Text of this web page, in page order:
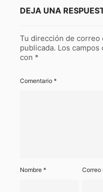
DEJA UNA
Tu dirección de
publicada. Los campos
con *
Comentario *
Nombre *